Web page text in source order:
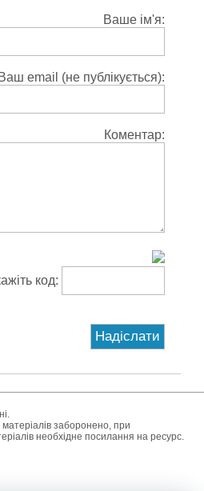
Ваше ім'я:
Ваш email (не публікується):
Коментар:
код:
заборонено, при
необхідне посилання на ресурс.